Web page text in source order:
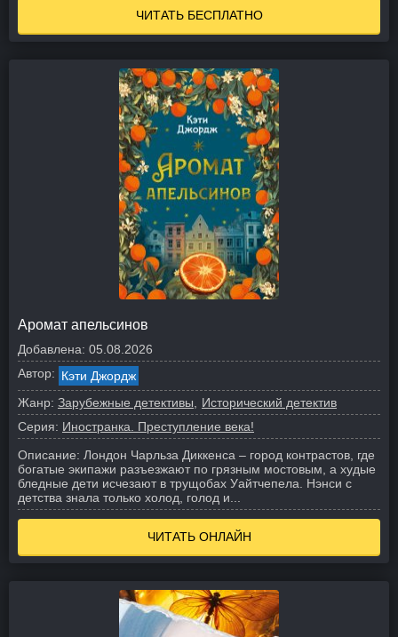
ЧИТАТЬ БЕСПЛАТНО
Аромат апельсинов
Добавлена: 05.08.2026
Автор: Кэти Джордж
Жанр: Зарубежные детективы
Исторический детектив
Серия: Иностранка. Преступление века!
Описание: Лондон Чарльза Диккенса – город контрастов, где
богатые экипажи разъезжают по грязным мостовым, а худые
бледные дети исчезают в трущобах Уайтчепела. Нэнси с
детства знала только холод, голод и...
ЧИТАТЬ ОНЛАЙН